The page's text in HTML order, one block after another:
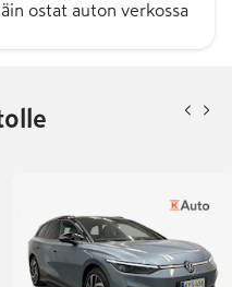
ostat auton verkossa